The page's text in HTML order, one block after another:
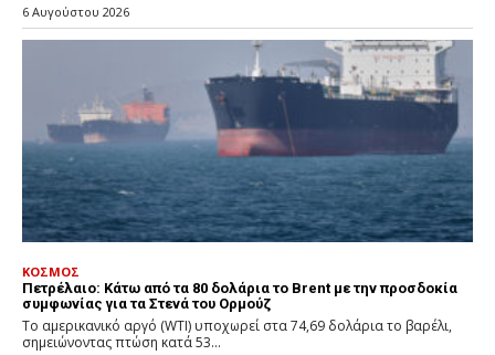
6 Αυγούστου 2026
ΚΟΣΜΟΣ
Πετρέλαιο: Κάτω από τα 80 δολάρια το Brent με την προσδοκία
συμφωνίας για τα Στενά του Ορμούζ
Το αμερικανικό αργό (WTI) υποχωρεί στα 74,69 δολάρια το βαρέλι,
σημειώνοντας πτώση κατά 53...